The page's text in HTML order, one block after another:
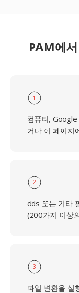
PAM에
1
컴퓨터,
거나 이 페이지
2
dds 또는 기타
(200가지 이상
3
파일 변환을 실